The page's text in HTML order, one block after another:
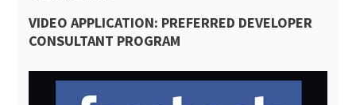
PROJETS
BLOG
VIDEO APPLICATION: PREFERRED DEVELOPER
CONSULTANT PROGRAM